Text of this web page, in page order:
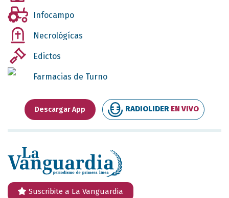
Infocampo
Necrológícas
Edictos
Farmacias de Turno
Descargar App RADIOLIDER EN VIVO
Suscribite a La Vanguardia